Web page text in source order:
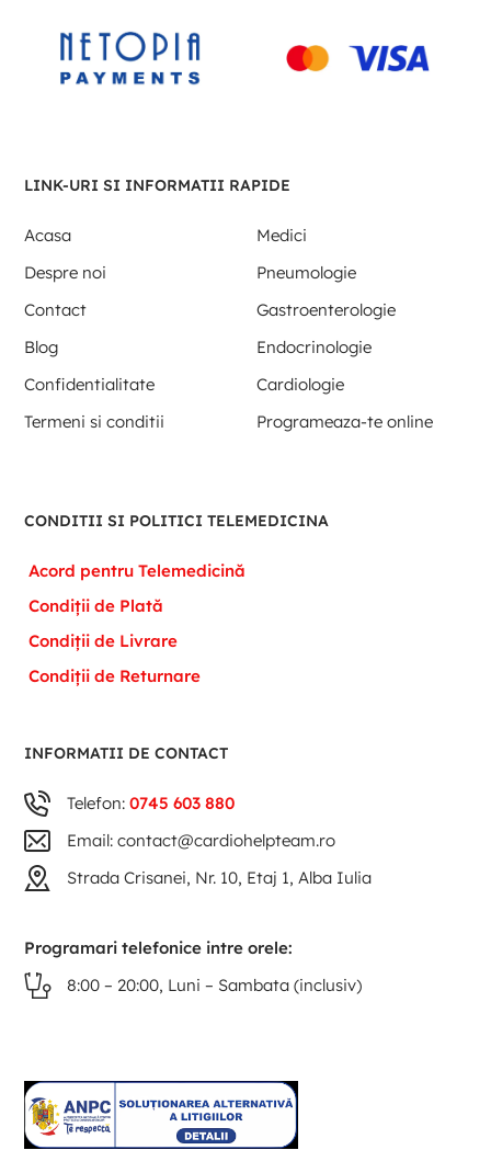
LINK-URI SI INFORMATII RAPIDE
Acasa
Medici
Despre noi
Pneumologie
Contact
Gastroenterologie
Blog
Endocrinologie
Confidentialitate
Cardiologie
Termeni si conditii
Programeaza-te online
CONDITII SI POLITICI TELEMEDICINA
Acord pentru Telemedicină
Condiții de Plată
Condiții de Livrare
Condiții de Returnare
INFORMATII DE CONTACT
Telefon:0745 603 880
Email: contact@cardiohelpteam.ro
Strada Crisanei, Nr. 10, Etaj 1, Alba Iulia
Programari telefonice intre orele:
8:00 – 20:00, Luni – Sambata (inclusiv)